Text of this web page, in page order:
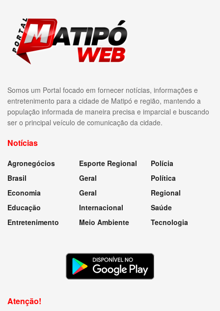
Somos um Portal focado em fornecer notícias, informações e
entretenimento para a cidade de Matipó e região, mantendo a
população informada de maneira precisa e imparcial e buscando
ser o principal veículo de comunicação da cidade.
Notícias
Agronegócios
Brasil
Economia
Educação
Entretenimento
Esporte Regional
Geral
Geral
Internacional
Meio Ambiente
Polícia
Política
Regional
Saúde
Tecnologia
Atenção!